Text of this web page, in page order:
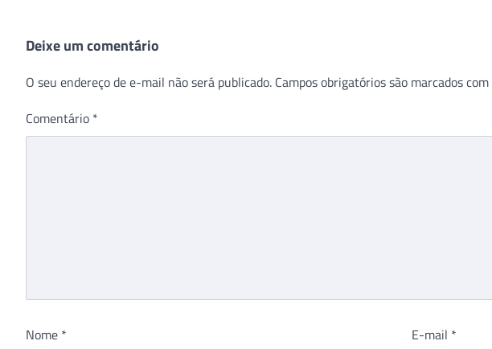
Deixe um comentário
O seu endereço de e-mail não será publicado. Campos obrigatórios são marcados com
Comentário *
Nome * E-mail *